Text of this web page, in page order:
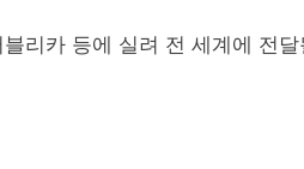
리카 등에 실려 전 세계에 전